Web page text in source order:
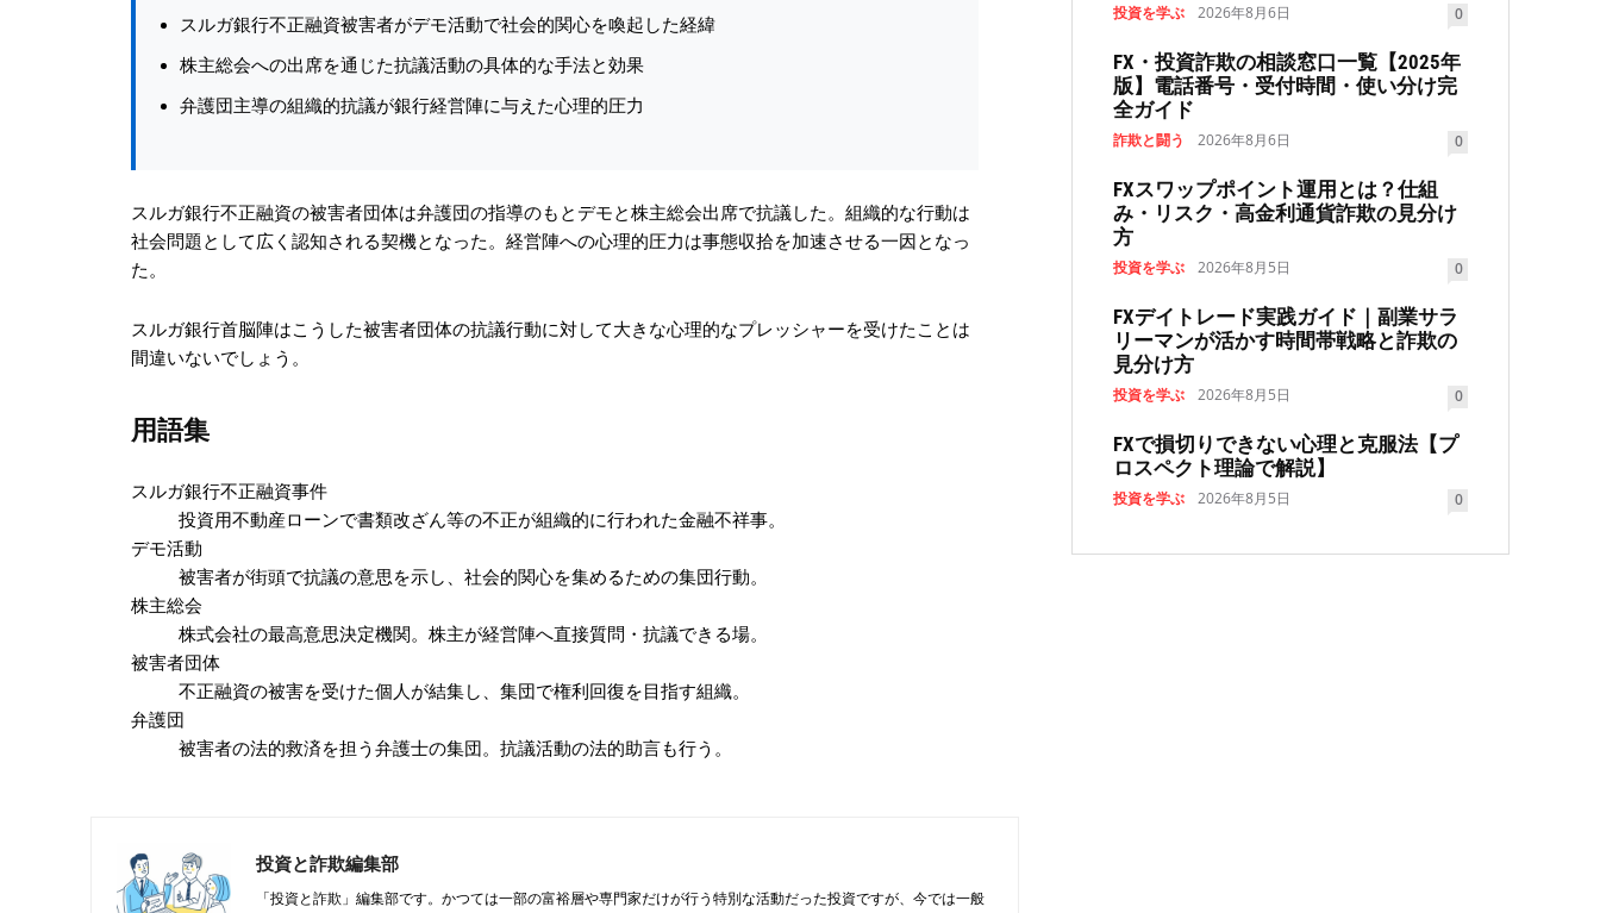
スルガ銀行不正融資被害者がデモ活動で社会的関心を喚起した経緯
株主総会への出席を通じた抗議活動の具体的な手法と効果
弁護団主導の組織的抗議が銀行経営陣に与えた心理的圧力
スルガ銀行不正融資の被害者団体は弁護団の指導のもとデモと株主総会出席で抗議した。組織的な行動は
社会問題として広く認知される契機となった。経営陣への心理的圧力は事態収拾を加速させる一因となっ
た。
スルガ銀行首脳陣はこうした被害者団体の抗議行動に対して大きな心理的なプレッシャーを受けたことは
間違いないでしょう。
用語集
スルガ銀行不正融資事件
投資用不動産ローンで書類改ざん等の不正が組織的に行われた金融不祥事。
デモ活動
被害者が街頭で抗議の意思を示し、社会的関心を集めるための集団行動。
株主総会
株式会社の最高意思決定機関。株主が経営陣へ直接質問・抗議できる場。
被害者団体
不正融資の被害を受けた個人が結集し、集団で権利回復を目指す組織。
弁護団
被害者の法的救済を担う弁護士の集団。抗議活動の法的助言も行う。
投資と詐欺編集部
「投資と詐欺」編集部です。かつては一部の富裕層や専門家だけが行う特別な活動だった投資ですが、今では一般
投資を学ぶ 2026年8月6日 0
FX・投資詐欺の相談窓口一覧【2025年
版】電話番号・受付時間・使い分け完
全ガイド
詐欺と闘う 2026年8月6日 0
FXスワップポイント運用とは？仕組
み・リスク・高金利通貨詐欺の見分け
方
投資を学ぶ 2026年8月5日 0
FXデイトレード実践ガイド｜副業サラ
リーマンが活かす時間帯戦略と詐欺の
見分け方
投資を学ぶ 2026年8月5日 0
FXで損切りできない心理と克服法【プ
ロスペクト理論で解説】
投資を学ぶ 2026年8月5日 0